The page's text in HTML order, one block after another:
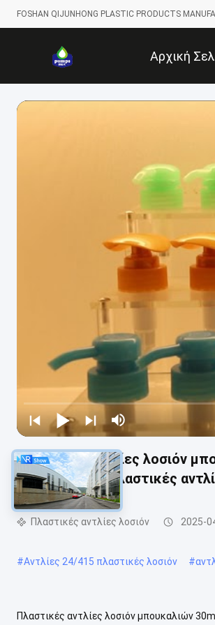
FOSHAN QIJUNHONG PLASTIC PRODUCTS
Αρχική
Πλαστικές αντλίες λοσιόν
ραβδωτές 28 πλαστικές
Πλαστικές αντλίες λοσιόν 2025-
#Αντλίες 24/415 πλαστικές λοσιόν #
Πλαστικές αντλίες λοσιόν μπουκαλιών